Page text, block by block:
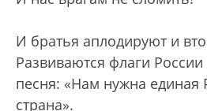
И братья аплодируют и
Развиваются флаги
песня: «Нам нужна единая
страна».